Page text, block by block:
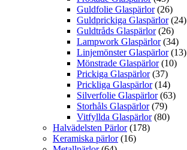
Guldfolie Glaspärlor (26)
Guldprickiga Glaspärlor (24)
Guldtråds Glaspärlor (26)
Lampwork Glaspärlor (34)
Linjemönster Glaspärlor (13)
Mönstrade Glaspärlor (10)
Prickiga Glaspärlor (37)
Prickliga Glaspärlor (14)
Silverfolie Glaspärlor (63)
Storhåls Glaspärlor (79)
Vitfyllda Glaspärlor (80)
Halvädelsten Pärlor (178)
Keramiska pärlor (16)